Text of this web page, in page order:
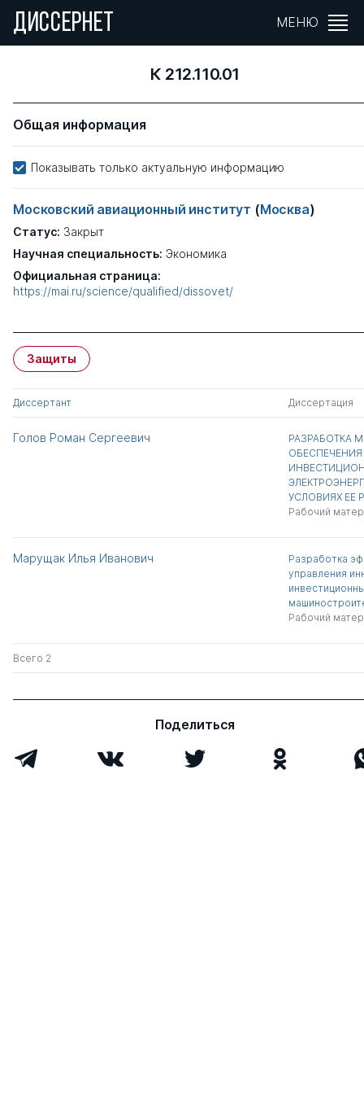
ДИССЕРНЕТ МЕНЮ
К 212.110.01
Общая информация
Показывать только актуальную информацию
Московский авиационный институт (Москва)
Статус: Закрыт
Научная специальность: Экономика
Официальная страница:
https://mai.ru/science/qualified/dissovet/
Защиты
Диссертант Диссертация
Голов Роман Сергеевич
РАЗРАБОТКА
УСЛОВИЯХ ЕЕ
Рабочий
Марущак Илья Иванович
Разработка
управления
Рабочий
Всего 2
Поделиться